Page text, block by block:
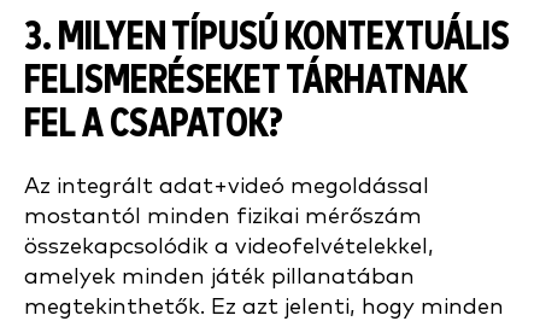
3. MILYEN TÍPUSÚ KONTEXTUÁLIS
FELISMERÉSEKET TÁRHATNAK
FEL A CSAPATOK?
Az integrált adat+videó megoldással
mostantól minden fizikai mérőszám
összekapcsolódik a videofelvételekkel,
amelyek minden játék pillanatában
megtekinthetők. Ez azt jelenti, hogy minden